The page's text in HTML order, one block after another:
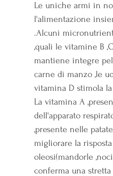
Le uniche armi in
l'alimentazione
.Alcuni
,quali le vitamine B
mantiene integre
carne di manzo ,le
vitamina D stimola
La vitamina A
dell'apparato
,presente nelle
migliorare la
oleosi(mandorle
conferma una